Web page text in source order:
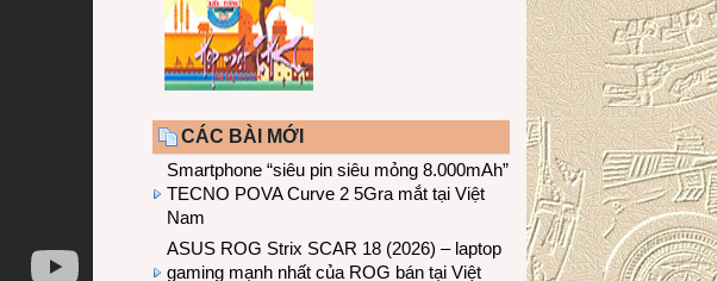
CÁC BÀI MỚI
Smartphone “siêu pin siêu mỏng 8.000mAh”
TECNO POVA Curve 2 5Gra mắt tại Việt
Nam
ASUS ROG Strix SCAR 18 (2026) – laptop
gaming mạnh nhất của ROG bán tại Việt